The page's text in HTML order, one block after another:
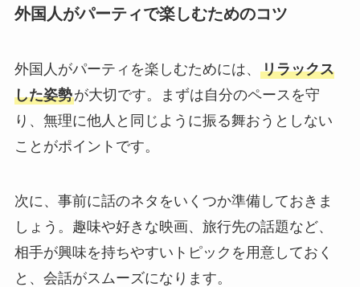
外国人がパーティで楽しむためのコツ
外国人がパーティを楽しむためには、 リラックス
した姿勢が大切です。まずは自分のペースを守
り、無理に他人と同じように振る舞おうとしない
ことがポイントです。
次に、事前に話のネタをいくつか準備しておきま
しょう。趣味や好きな映画、旅行先の話題など、
相手が興味を持ちやすいトピックを用意しておく
と、会話がスムーズになります。